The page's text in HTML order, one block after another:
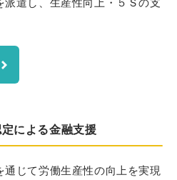
による金融支援
じて労働生産性の向上を実現